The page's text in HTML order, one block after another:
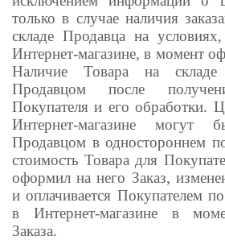
только в случае наличия
складе Продавца на
Интернет-магазине, в момент
Наличие Товара на складе
Продавцом после
Покупателя и его обработки.
Интернет-магазине могут
Продавцом в одностороннем
стоимость Товара для
оформил на него Заказ,
и оплачивается Покупателем
в Интернет-магазине в
Заказа.